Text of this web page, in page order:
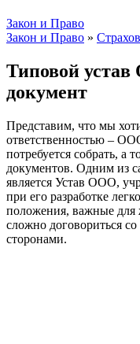
Закон и Право
Закон и Право »
Типовой
документ
Представим, что мы
ответственностью –
потребуется собрать, а
документов. Одним из
является Устав ООО,
при его разработке
положения, важные для
сложно договориться
сторонами.